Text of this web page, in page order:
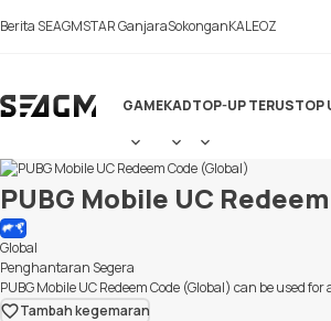
Berita SEAGMSTAR GanjaraSokonganKALEOZ
GAMEKADTOP-UP TERUSTOP
PUBG Mobile UC
Global
Penghantaran Segera
PUBG Mobile UC Redeem Code (Global) can be used
Tambah kegemaran
Chat Langsung